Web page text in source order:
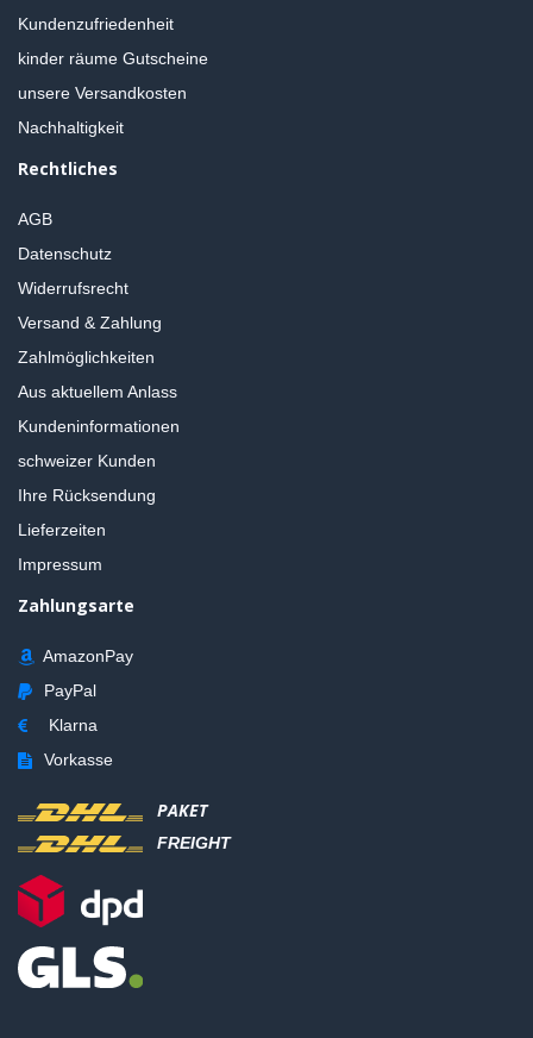
Kundenzufriedenheit
kinder räume Gutscheine
unsere Versandkosten
Nachhaltigkeit
Rechtliches
AGB
Datenschutz
Widerrufsrecht
Versand & Zahlung
Zahlmöglichkeiten
Aus aktuellem Anlass
Kundeninformationen
schweizer Kunden
Ihre Rücksendung
Lieferzeiten
Impressum
Zahlungsarte
AmazonPay
PayPal
Klarna
Vorkasse
PAKET
FREIGHT